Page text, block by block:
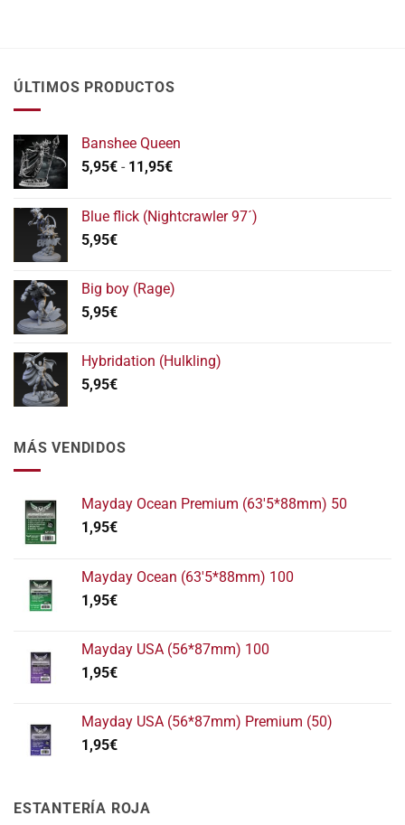
ÚLTIMOS PRODUCTOS
Banshee Queen
5,95€ - 11,95€Rango
desde
11,95€
Blue flick (Nightcrawler 97´)
5,95€
Big boy (Rage)
5,95€
Hybridation (Hulkling)
5,95€
MÁS VENDIDOS
Mayday Ocean Premium (63'5*88mm) 50
1,95€
Mayday Ocean (63'5*88mm) 100
1,95€
Mayday USA (56*87mm) 100
1,95€
Mayday USA (56*87mm) Premium (50)
1,95€
ESTANTERÍA ROJA